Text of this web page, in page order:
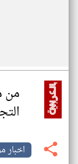
من
اخبار